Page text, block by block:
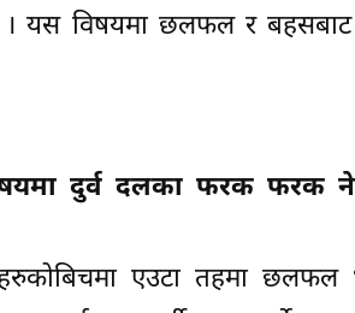
। यस विषयमा छलफल र बहसबाट
विषयमा दुर्व दलका फरक
एउटा तहमा